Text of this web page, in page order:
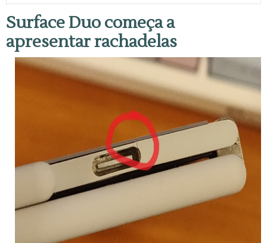
Surface Duo começa a
apresentar rachadelas